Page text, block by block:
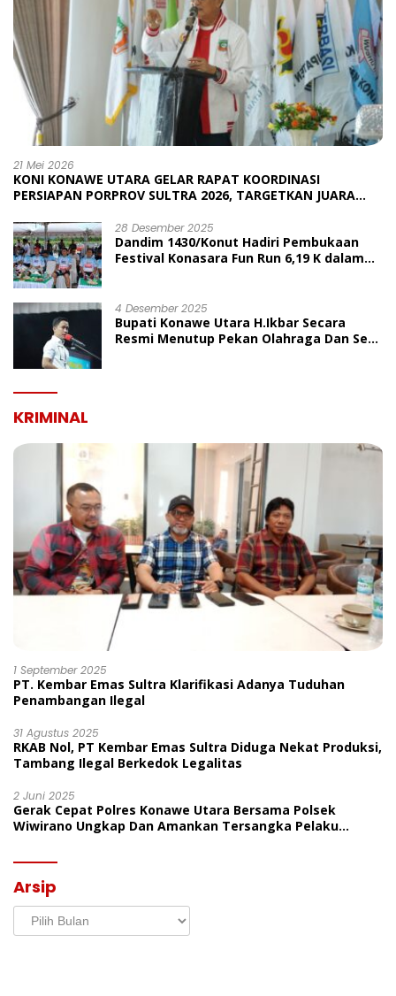
21 Mei 2026
KONI KONAWE UTARA GELAR RAPAT KOORDINASI
PERSIAPAN PORPROV SULTRA 2026, TARGETKAN JUARA
28 Desember 2025
Dandim 1430/Konut Hadiri Pembukaan
Festival Konasara Fun Run 6,19 K dalam
4 Desember 2025
Bupati Konawe Utara H.Ikbar Secara
Resmi Menutup Pekan Olahraga Dan Seni
KRIMINAL
1 September 2025
PT. Kembar Emas Sultra Klarifikasi Adanya Tuduhan
Penambangan Ilegal
31 Agustus 2025
RKAB Nol, PT Kembar Emas Sultra Diduga Nekat Produksi,
Tambang Ilegal Berkedok Legalitas
2 Juni 2025
Gerak Cepat Polres Konawe Utara Bersama Polsek
Wiwirano Ungkap Dan Amankan Tersangka Pelaku
Arsip
Arsip